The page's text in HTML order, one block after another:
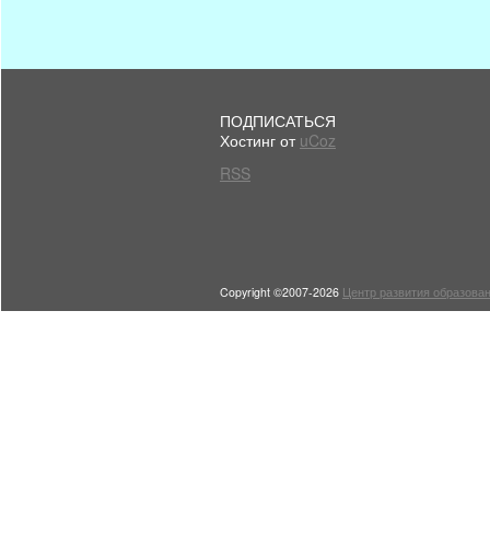
ПОДПИСАТЬСЯ
Хостинг от uCoz
RSS
Copyright ©2007-2026 Центр развития